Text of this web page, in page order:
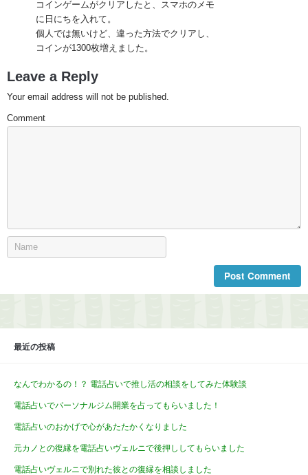
コインゲームがクリアしたと、スマホのメモ
に日にちを入れて。
個人では無いけど、違った方法でクリアし、
コインが1300枚増えました。
Leave a Reply
Your email address will not be published.
Comment
最近の投稿
なんでわかるの！？ 電話占いで推し活の相談をしてみた体験談
電話占いでパーソナルジム開業を占ってもらいました！
電話占いのおかげで心があたたかくなりました
元カノとの復縁を電話占いヴェルニで後押ししてもらいました
電話占いヴェルニで別れた彼との復縁を相談しました